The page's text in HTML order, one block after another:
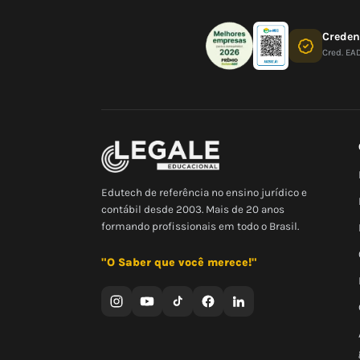
Cred.
Edutech de referência no ensino jurídico e
contábil desde 2003. Mais de 20 anos
formando profissionais em todo o Brasil.
"O Saber que você merece!"